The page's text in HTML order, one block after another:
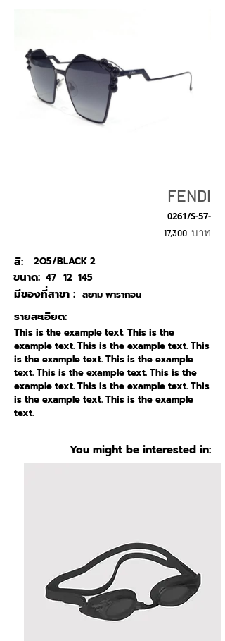
FENDI
0261/S-57-
17,300 บาท
สี:
2O5/BLACK 2
47
ขนาด: 12 145
สยาม พารากอน
มีของที่สาขา :
รายละเอียด:
This is the example text. This is the
example text. This is the example text. This
is the example text. This is the example
text. This is the example text. This is the
example text. This is the example text. This
is the example text. This is the example
text.
You might be interested in: